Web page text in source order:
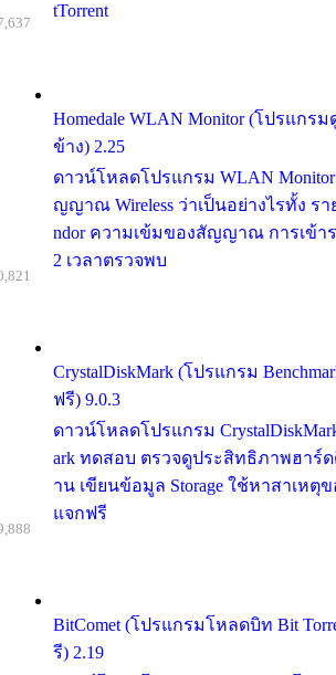
tTorrent
Homedale WLAN Monitor (โปรแก
ข้าง) 2.25
ดาวน์โหลดโปรแกรม WLAN
ญญาณ Wireless ว่าเป็นอย่างไรทั้ง ร
ndor ความเข้มของสัญญาณ การเข้าร
2 เวลาตรวจพบ
CrystalDiskMark (โปรแกรม
ฟรี) 9.0.3
ดาวน์โหลดโปรแกรม
ark ทดสอบ ตรวจดูประสิทธิภาพฮาร์
าน เขียนข้อมูล Storage ใช้หาสาเหตุข
แจกฟรี
BitComet (โปรแกรมโหลดบิท Bit
รี) 2.19